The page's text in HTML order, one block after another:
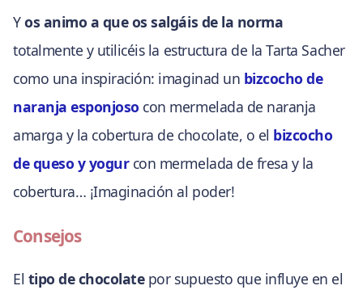
Yos animo a que os salgáis de la norma
totalmente y utilicéis la estructura de la Tarta Sacher
como una inspiración: imaginad un bizcocho de
naranja esponjoso con mermelada de naranja
amarga y la cobertura de chocolate, o el bizcocho
de queso y yogurcon mermelada de fresa y la
cobertura… ¡Imaginación al poder!
Consejos
El tipo de chocolatepor supuesto que influye en el